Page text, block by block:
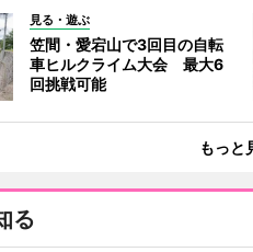
見る・遊ぶ
笠間・愛宕山で3回目の自転
車ヒルクライム大会 最大6
回挑戦可能
もっと
る